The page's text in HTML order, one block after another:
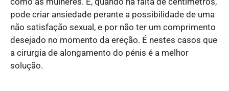
pode criar ansiedade perante a possibilidade de uma
não satisfação sexual, e por não ter um comprimento
desejado no momento da ereção. É nestes casos que
a cirurgia de alongamento do pénis é a melhor
solução.